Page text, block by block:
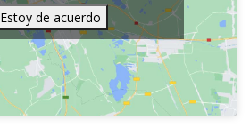
Estoy de acuerdo